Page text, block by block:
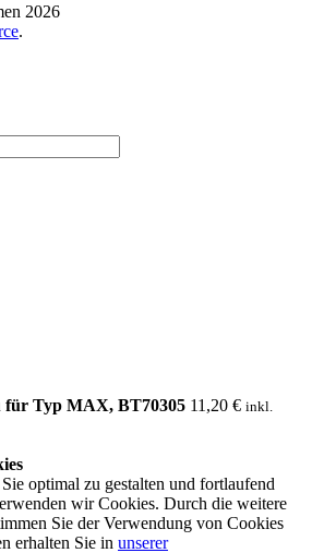
2026
.
für Typ MAX, BT70305 11,20 € inkl.
optimal zu gestalten und fortlaufend
wir Cookies. Durch die weitere
Sie der Verwendung von Cookies
erhalten Sie in unserer